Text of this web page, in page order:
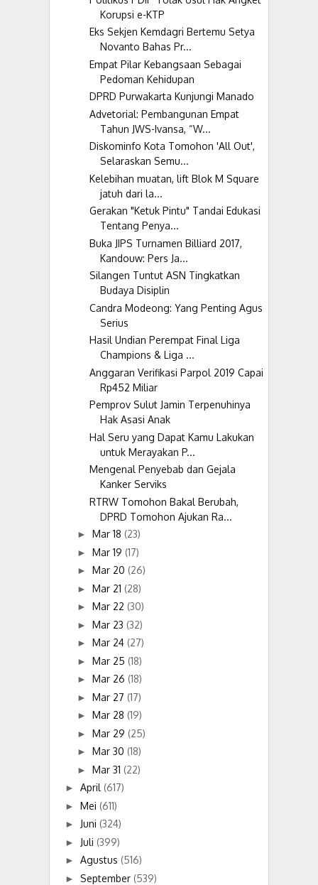
Korupsi e-KTP
Eks Sekjen Kemdagri Bertemu Setya
Novanto Bahas Pr...
Empat Pilar Kebangsaan Sebagai
Pedoman Kehidupan
DPRD Purwakarta Kunjungi Manado
Advetorial: Pembangunan Empat
Tahun JWS-Ivansa, “W...
Diskominfo Kota Tomohon 'All Out',
Selaraskan Semu...
Kelebihan muatan, lift Blok M Square
jatuh dari la...
Gerakan "Ketuk Pintu" Tandai Edukasi
Tentang Penya...
Buka JIPS Turnamen Billiard 2017,
Kandouw: Pers Ja...
Silangen Tuntut ASN Tingkatkan
Budaya Disiplin
Candra Modeong: Yang Penting Agus
Serius
Hasil Undian Perempat Final Liga
Champions & Liga ...
Anggaran Verifikasi Parpol 2019 Capai
Rp452 Miliar
Pemprov Sulut Jamin Terpenuhinya
Hak Asasi Anak
Hal Seru yang Dapat Kamu Lakukan
untuk Merayakan P...
Mengenal Penyebab dan Gejala
Kanker Serviks
RTRW Tomohon Bakal Berubah,
DPRD Tomohon Ajukan Ra...
► Mar 18 (23)
► Mar 19 (17)
► Mar 20 (26)
► Mar 21 (28)
► Mar 22 (30)
► Mar 23 (32)
► Mar 24 (27)
► Mar 25 (18)
► Mar 26 (18)
► Mar 27 (17)
► Mar 28 (19)
► Mar 29 (25)
► Mar 30 (18)
► Mar 31 (22)
► April (617)
► Mei (611)
► Juni (324)
► Juli (399)
► Agustus (516)
► September (539)